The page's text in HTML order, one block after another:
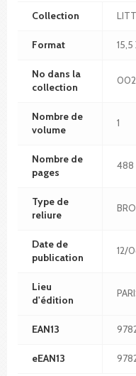
Collection
Format
No dans la
collection
Nombre de
volume
1
Nombre de
pages
488
Type de
reliure
Date de
publication
12/
Lieu
d'édition
EAN13
eEAN13